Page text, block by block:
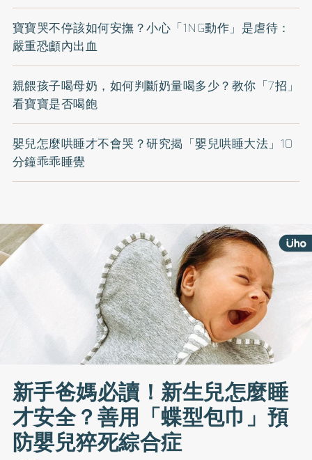
寶寶哭不停該如何安撫？小心「1NG動作」是虐待：
嚴重恐顱內出血
親餵孩子喝母奶，如何判斷奶量喝多少？教你「7招」
看寶寶是否喝飽
嬰兒怎麼哄睡才不會哭？研究揭「嬰兒哄睡大法」10
分鐘乖乖睡覺
新手爸媽必讀！新生兒怎麼睡
才安全？善用「蝶型包巾」預
防嬰兒猝死綜合症